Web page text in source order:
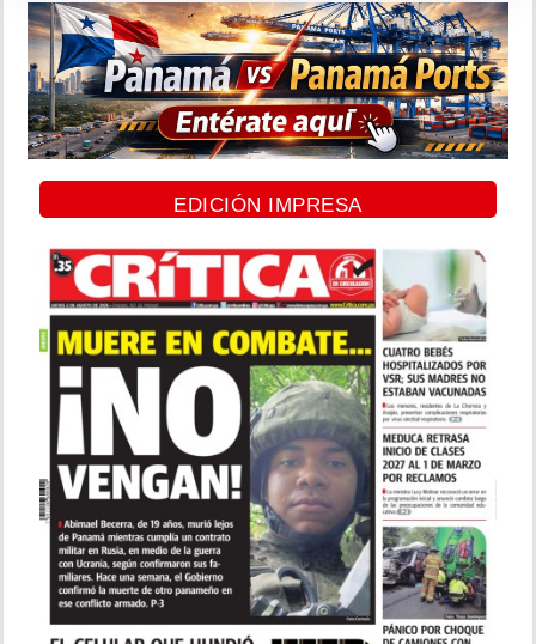
EDICIÓN IMPRESA